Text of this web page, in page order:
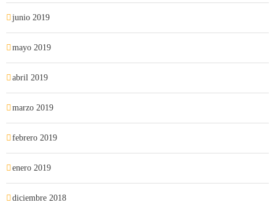
junio 2019
mayo 2019
abril 2019
marzo 2019
febrero 2019
enero 2019
diciembre 2018